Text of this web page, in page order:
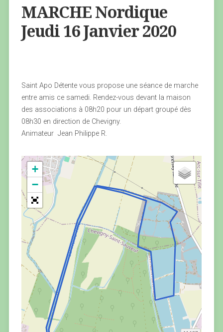
MARCHE Nordique
Jeudi 16 Janvier 2020
Saint Apo Détente vous propose une séance de marche
entre amis ce samedi. Rendez-vous devant la maison
des associations à 08h20 pour un départ groupé dès
08h30 en direction de Chevigny.
Animateur Jean Philippe R.
+
−